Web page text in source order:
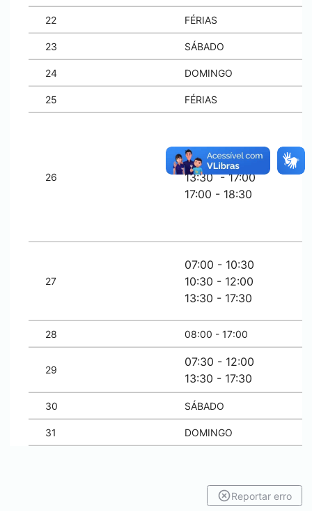
22 FÉRIAS
23 SÁBADO
24 DOMINGO
25 FÉRIAS
26
08:30 - 12:00
13:30 - 17:00
17:00 - 18:30
27
07:00 - 10:30
10:30 - 12:00
13:30 - 17:30
28 08:00 - 17:00
29
07:30 - 12:00
13:30 - 17:30
30 SÁBADO
31 DOMINGO
Reportar erro